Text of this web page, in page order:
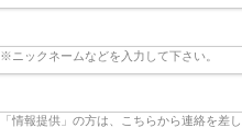
※ニックネームなどを入力して下さい。
「情報提供」の方は、こちらから連絡を差